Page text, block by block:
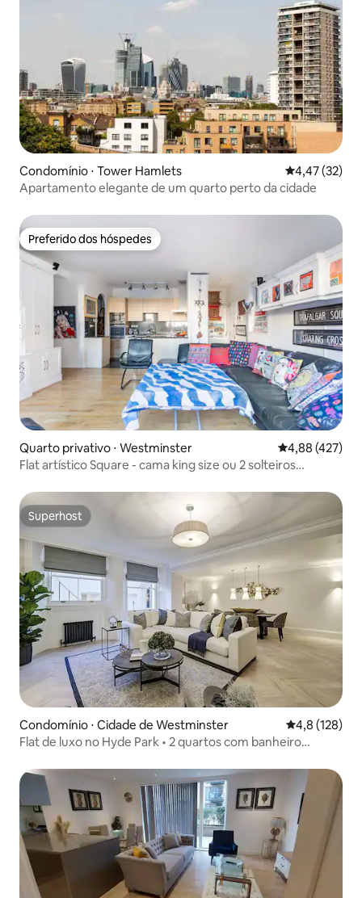
Condomínio ⋅ Tower Hamlets 4,47 de uma
4,47 (32)
Apartamento elegante de um quarto perto da cidade
Preferido dos hóspedes
Preferido dos hóspedes
Quarto privativo ⋅ Westminster 4,88 de uma
4,88 (427)
Flat artístico Square - cama king size ou 2 solteiros
Superhost
Superhost
Condomínio ⋅ Cidade de Westminster 4,8 de uma
4,8 (128)
Flat de luxo no Hyde Park • 2 quartos com banheiro